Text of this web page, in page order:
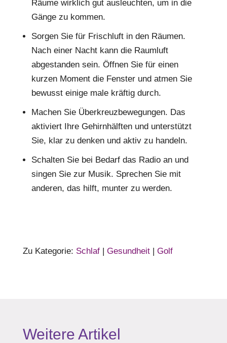
Räume wirklich gut ausleuchten, um in die
Gänge zu kommen.
Sorgen Sie für Frischluft in den Räumen.
Nach einer Nacht kann die Raumluft
abgestanden sein. Öffnen Sie für einen
kurzen Moment die Fenster und atmen Sie
bewusst einige male kräftig durch.
Machen Sie Überkreuzbewegungen. Das
aktiviert Ihre Gehirnhälften und unterstützt
Sie, klar zu denken und aktiv zu handeln.
Schalten Sie bei Bedarf das Radio an und
singen Sie zur Musik. Sprechen Sie mit
anderen, das hilft, munter zu werden.
Zu Kategorie: Schlaf| Gesundheit| Golf
Weitere Artikel